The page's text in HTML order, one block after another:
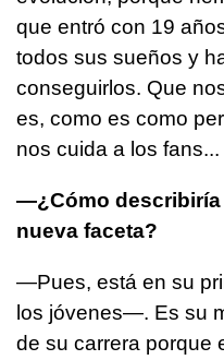
que entró con 19
todos sus sueños y
conseguirlos. Que
es, como es como
nos cuida a los fans...
—¿Cómo
nueva faceta?
—Pues, está en su
los jóvenes—. Es su
de su carrera porque